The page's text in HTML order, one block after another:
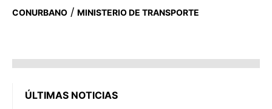
CONURBANO / MINISTERIO DE TRANSPORTE
ÚLTIMAS NOTICIAS